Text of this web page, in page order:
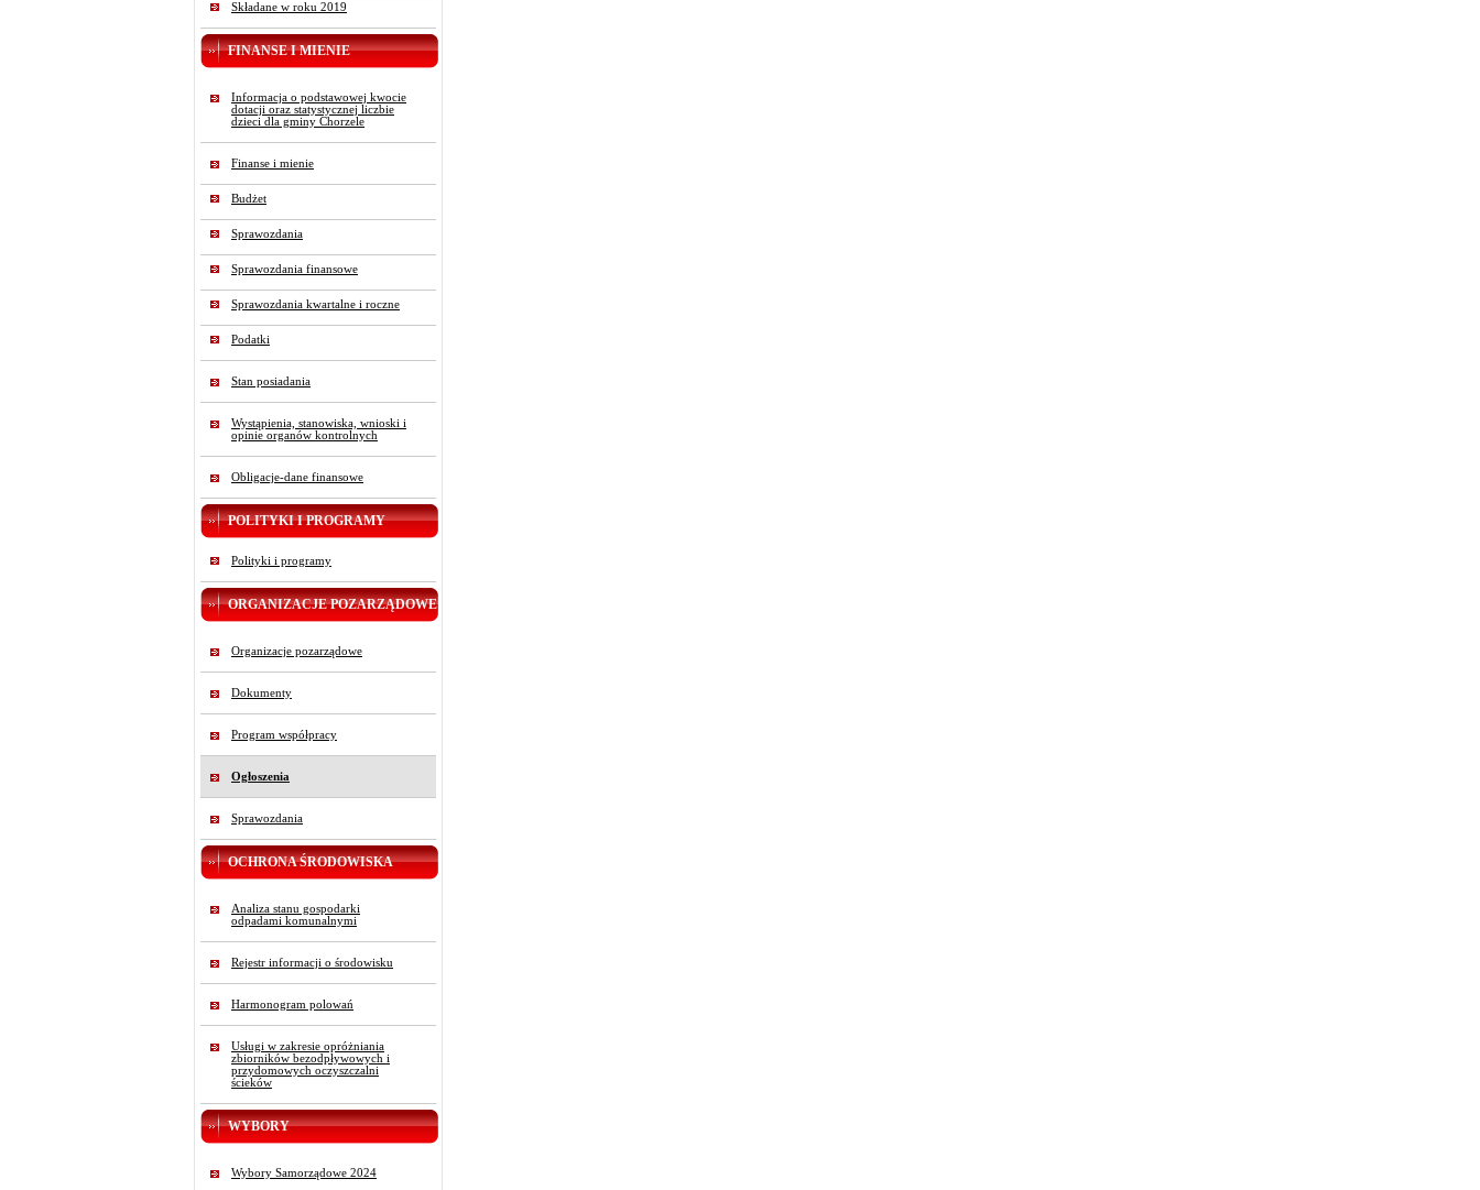
Składane w roku 2019
FINANSE I MIENIE
Informacja o podstawowej kwocie
dotacji oraz statystycznej liczbie
dzieci dla gminy Chorzele
Finanse i mienie
Budżet
Sprawozdania
Sprawozdania finansowe
Sprawozdania kwartalne i roczne
Podatki
Stan posiadania
Wystąpienia, stanowiska, wnioski i
opinie organów kontrolnych
Obligacje-dane finansowe
POLITYKI I PROGRAMY
Polityki i programy
ORGANIZACJE POZARZĄDOWE
Organizacje pozarządowe
Dokumenty
Program współpracy
Ogłoszenia
Sprawozdania
OCHRONA ŚRODOWISKA
Analiza stanu gospodarki
odpadami komunalnymi
Rejestr informacji o środowisku
Harmonogram polowań
Usługi w zakresie opróżniania
zbiorników bezodpływowych i
przydomowych oczyszczalni
ścieków
WYBORY
Wybory Samorządowe 2024